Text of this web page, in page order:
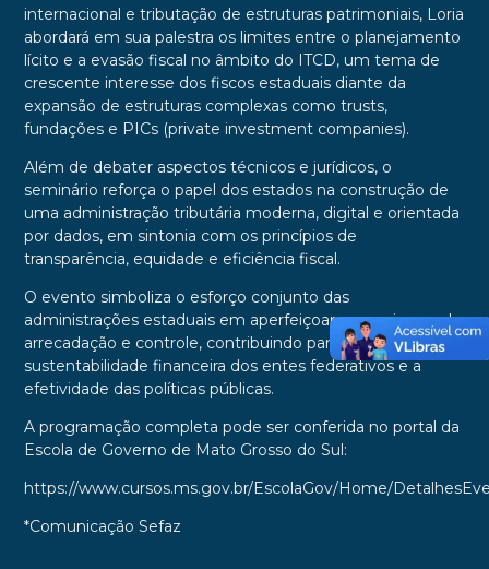
internacional e tributação de estruturas patrimoniais, Loria
abordará em sua palestra os limites entre o planejamento
lícito e a evasão fiscal no âmbito do ITCD, um tema de
crescente interesse dos fiscos estaduais diante da
expansão de estruturas complexas como trusts,
fundações e PICs (private investment companies).
Além de debater aspectos técnicos e jurídicos, o
seminário reforça o papel dos estados na construção de
uma administração tributária moderna, digital e orientada
por dados, em sintonia com os princípios de
transparência, equidade e eficiência fiscal.
O evento simboliza o esforço conjunto das
administrações estaduais em aperfeiçoar mecanismos de
arrecadação e controle, contribuindo para a
sustentabilidade financeira dos entes federativos e a
efetividade das políticas públicas.
A programação completa pode ser conferida no portal da
Escola de Governo de Mato Grosso do Sul:
https://www.cursos.ms.gov.br/EscolaGov/Home/
*Comunicação Sefaz